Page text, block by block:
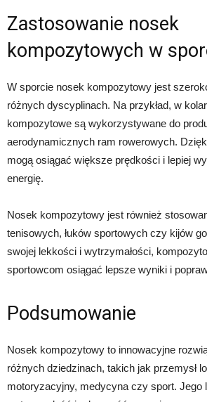
Zastosowanie nosek
kompozytowych w
W sporcie nosek kompozytowy jest
różnych dyscyplinach. Na przykład, w
kompozytowe są wykorzystywane do
aerodynamicznych ram rowerowych.
mogą osiągać większe prędkości i lepiej
energię.
Nosek kompozytowy jest również
tenisowych, łuków sportowych czy kijów
swojej lekkości i wytrzymałości,
sportowcom osiągać lepsze wyniki i
Podsumowanie
Nosek kompozytowy to innowacyjne
różnych dziedzinach, takich jak przemysł
motoryzacyjny, medycyna czy sport. Jego